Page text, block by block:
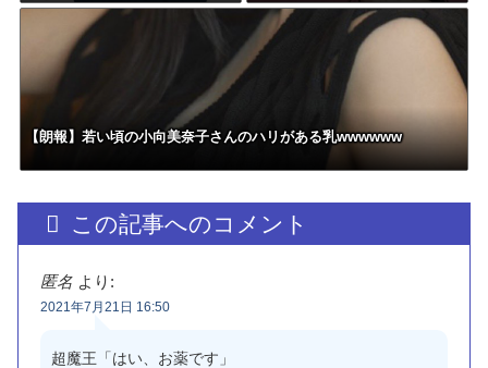
ら←これ
www
【朗報】若い頃の小向美奈子さんのハリがある乳wwwwww
この記事へのコメント
匿名 より:
2021年7月21日 16:50
超魔王「はい、お薬です」